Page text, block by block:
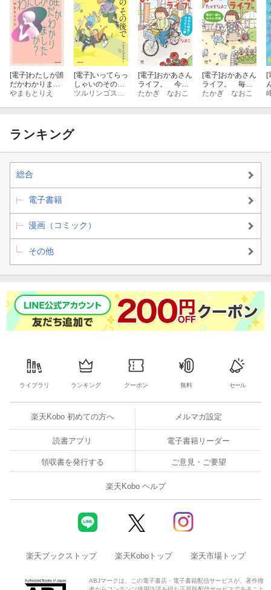
[電子]わたしが誰
だかわかりまし
たか？
やまもとりえ
[電子]いってらっ
しゃいのその後
で
[電子]おかあさん
ライフ。 今日
も快走！ママチ
たかぎ なおこ
[電子]おかあさん
ライフ。 毎日
一緒におさんぽ
たかぎ なおこ
[
ランキング
総合
電子書籍
漫画（コミック）
その他
ライブラリ ランキング クーポン 無料 セール
楽天Kobo 初めての方へ メルマガ設定
読書アプリ 電子書籍リーダー
領収書を発行する ご意見・ご要望
楽天Kobo ヘルプ
楽天ブックストップ 楽天Koboトップ 楽天市場トップ
ABJマークは、この電子書店・電子書籍配信サービスが、著作権